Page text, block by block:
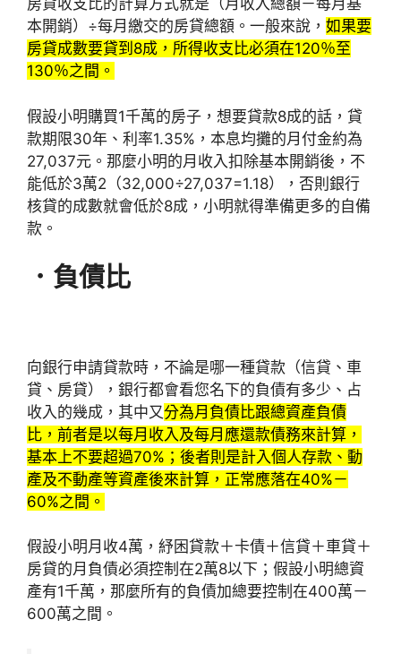
房貸收支比的計算方式就是（月收入總額－每月基
本開銷）÷每月繳交的房貸總額。一般來說， 如果要
房貸成數要貸到8成，所得收支比必須在120％至
130％之間。
假設小明購買1千萬的房子，想要貸款8成的話，貸
款期限30年、利率1.35%，本息均攤的月付金約為
27,037元。那麼小明的月收入扣除基本開銷後，不
能低於3萬2（32,000÷27,037=1.18），否則銀行
核貸的成數就會低於8成，小明就得準備更多的自備
款。
．負債比
向銀行申請貸款時，不論是哪一種貸款（信貸、車
貸、房貸），銀行都會看您名下的負債有多少、占
收入的幾成，其中又分為月負債比跟總資產負債
比，前者是以每月收入及每月應還款債務來計算，
基本上不要超過70%；後者則是計入個人存款、動
產及不動產等資產後來計算，正常應落在40%－
60%之間。
假設小明月收4萬，紓困貸款＋卡債＋信貸＋車貸＋
房貸的月負債必須控制在2萬8以下；假設小明總資
產有1千萬，那麼所有的負債加總要控制在400萬－
600萬之間。